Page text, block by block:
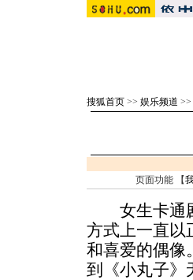
搜狐首页 >> 娱乐频道 >>
页面功能 【
女生卡通剧
方式上一直以
和喜爱的偶像
到《小丸子》